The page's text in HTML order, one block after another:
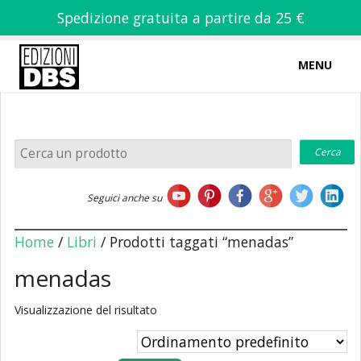
Spedizione gratuita a partire da 25 €
MENU
Home
Chi siamo
Libri
Seguici anche su
Home/ Libri / Prodotti taggati “menadas”
menadas
Visualizzazione del risultato